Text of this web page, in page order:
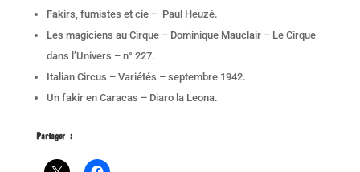
Fakirs, fumistes et cie – Paul Heuzé.
Les magiciens au Cirque – Dominique Mauclair – Le Cirque
dans l’Univers – n° 227.
Italian Circus – Variétés – septembre 1942.
Un fakir en Caracas – Diaro la Leona.
Partager :